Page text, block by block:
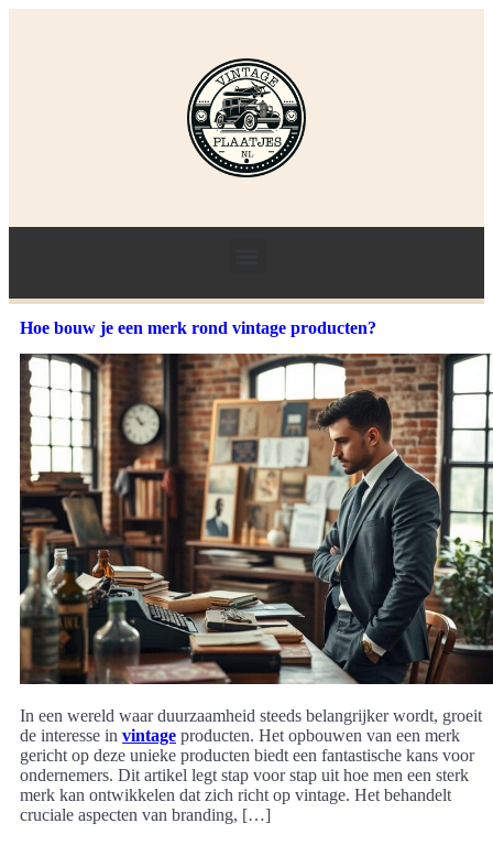
Hoe bouw je een merk rond vintage producten?
In een wereld waar duurzaamheid steeds belangrijker wordt, groeit
de interesse in vintage producten. Het opbouwen van een merk
gericht op deze unieke producten biedt een fantastische kans voor
ondernemers. Dit artikel legt stap voor stap uit hoe men een sterk
merk kan ontwikkelen dat zich richt op vintage. Het behandelt
cruciale aspecten van branding, […]